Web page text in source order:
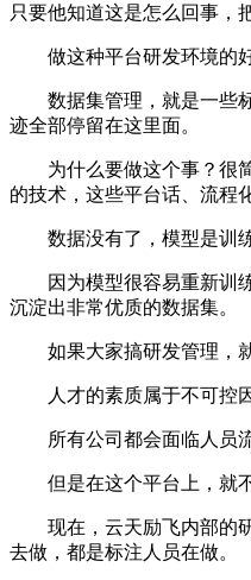
只要他知道这是怎么回事，
做这种平台研发环境的好
数据集管理，就是一些标
迹全部停留在这里面。
为什么要做这个事？很简
的技术，这些平台话、流程
数据没有了，模型是训练
因为模型很容易重新训练
沉淀出非常优质的数据集。
如果大家搞研发管理，就
人才的素质属于不可控因
所有公司都会面临人员流
但是在这个平台上，就不
现在，云天励飞内部的研
去做，都是标注人员在做。